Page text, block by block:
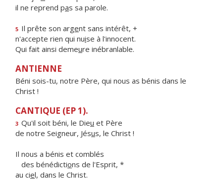
il ne reprend pas sa parole.
5 Il prête son argent sans intérêt, +
n'accepte rien qui nuise à l'innocent.
Qui fait ainsi demeure inébranlable.
ANTIENNE
Béni sois-tu, notre Père, qui nous as bénis dans le
Christ !
CANTIQUE (EP 1).
3 Qu'il soit béni, le Dieu et Père
de notre Seigneur, Jésus, le Christ !
Il nous a bénis et comblés
des bénédictions de l'Esprit, *
au ciel, dans le Christ.